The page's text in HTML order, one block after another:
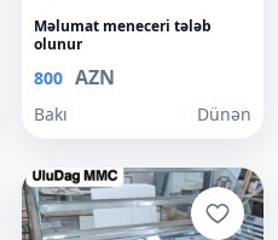
Məlumat meneceri tələb
olunur
800 AZN
Bakı Dünən